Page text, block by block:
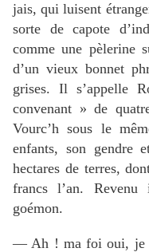
jais, qui luisent
sorte de capote
comme une pèlerine
d’un vieux bonnet
grises. Il s’appelle
convenant » de
Vourc’h sous le
enfants, son gendre
hectares de terres,
francs l’an. Revenu
goémon.
— Ah ! ma foi oui, je